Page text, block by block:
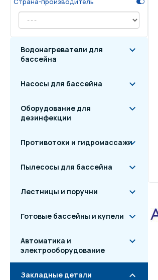
Системы безопасности
Водонагреватели для
бассейна
Насосы для бассейна
Оборудование для
дезинфекции
Противотоки и гидромассажи
Пылесосы для бассейна
Лестницы и поручни
Готовые бассейны и купели
Автоматика и
электрооборудование
Закладные детали